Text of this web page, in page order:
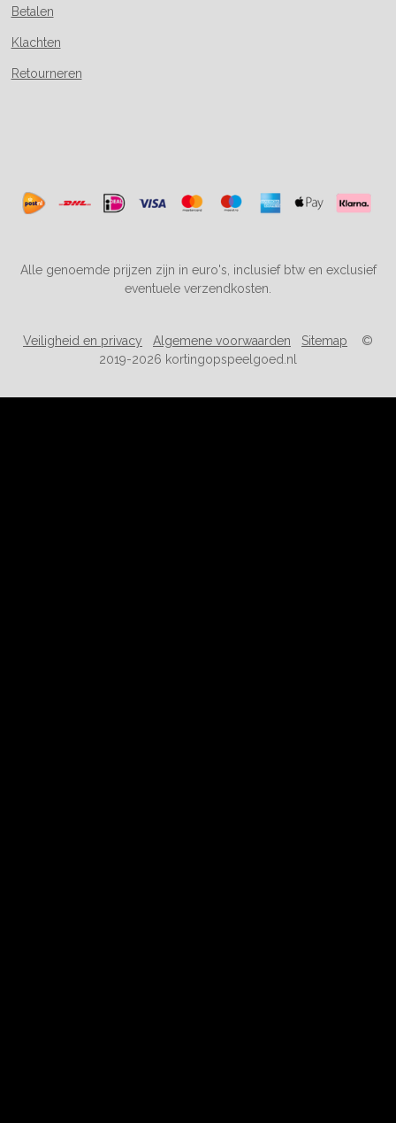
Betalen
Klachten
Retourneren
Alle genoemde prijzen zijn in euro's, inclusief btw en exclusief
eventuele verzendkosten.
Veiligheid en privacy Algemene voorwaarden Sitemap ©
2019-2026 kortingopspeelgoed.nl